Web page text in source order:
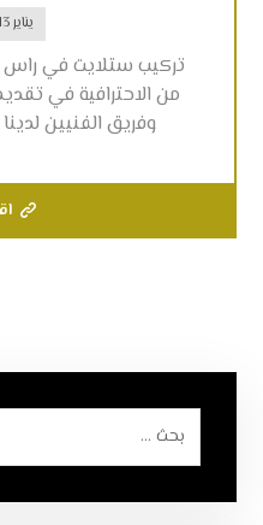
يناير 13, 2025
تركيب ستلايت في
من الاحترافية في
وفريق الفنيين